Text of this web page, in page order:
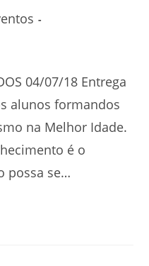
04/07/18 Entrega
alunos formandos
na Melhor Idade.
é o
possa se…